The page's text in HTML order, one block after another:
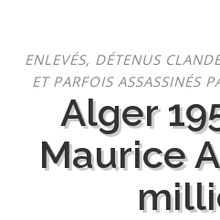
contenu
ENLEVÉS, DÉTENUS
ET PARFOIS ASSASSINÉS
Alger
Maurice